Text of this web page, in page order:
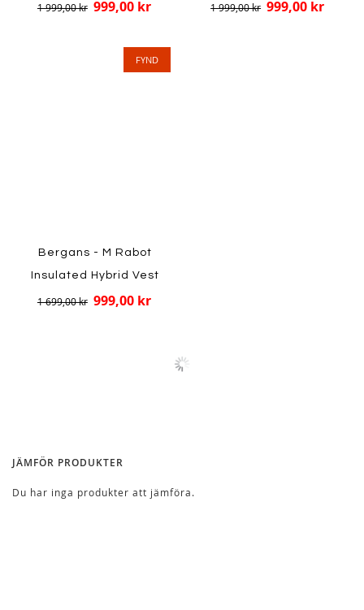
1 999,00 kr 999,00 kr 1 999,00 kr 999,00 kr
FYND
Bergans - M Rabot
Insulated Hybrid Vest
1 699,00 kr 999,00 kr
JÄMFÖR PRODUKTER
Du har inga produkter att jämföra.